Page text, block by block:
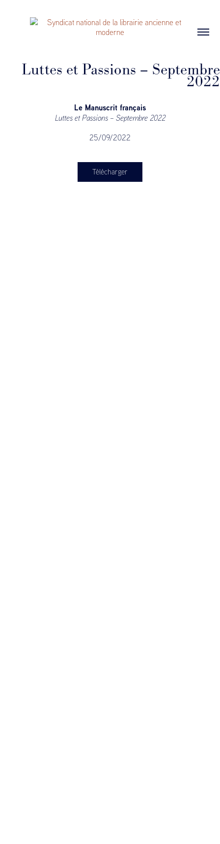
Luttes et Passions – Septembre
2022
Le Manuscrit français
Luttes et Passions – Septembre 2022
25/09/2022
Télécharger